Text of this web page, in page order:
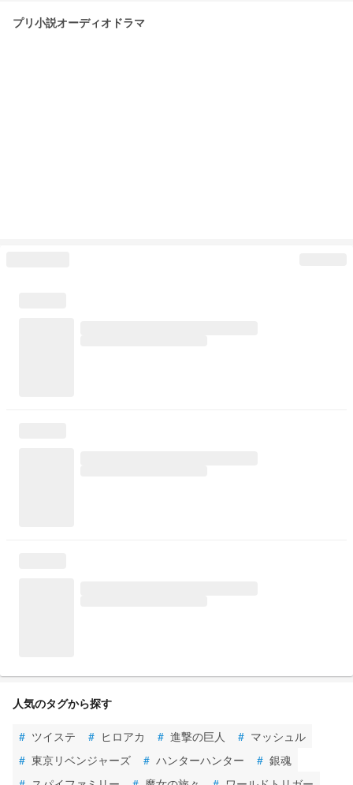
プリ小説オーディオドラマ
人気のタグから探す
# ツイステ # ヒロアカ # 進撃の巨人 # マッシュル
# 東京リベンジャーズ # ハンターハンター # 銀魂